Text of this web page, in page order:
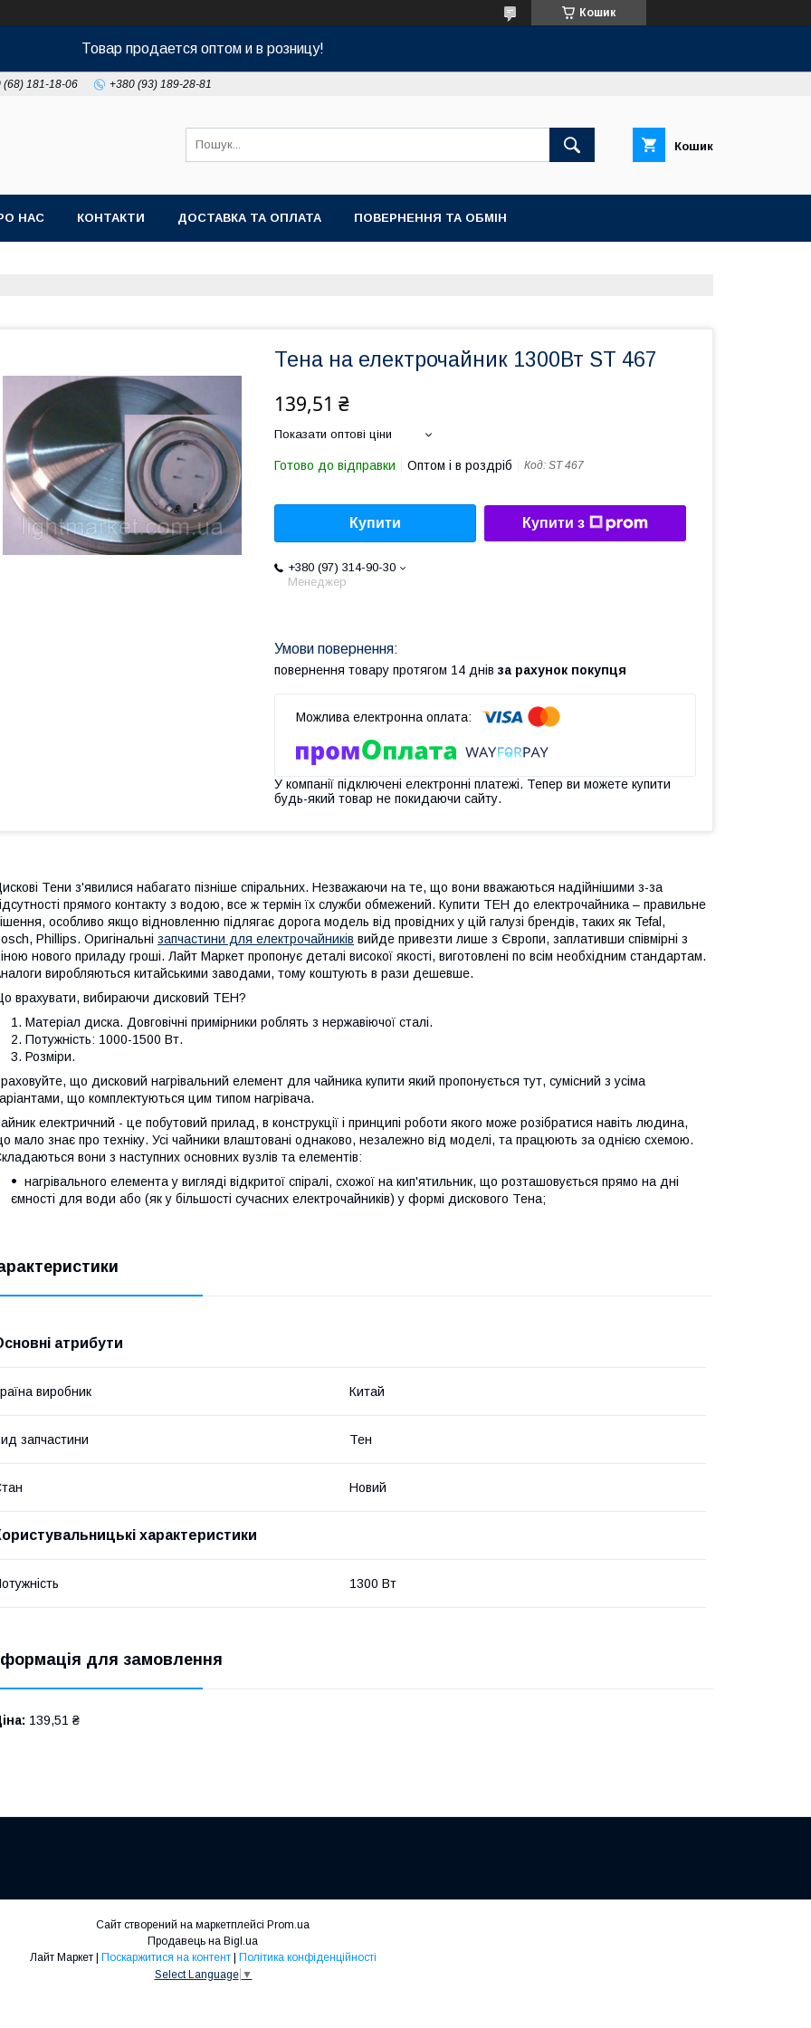
Кошик
Товар продается оптом и в розницу!
(68) 181-18-06 +380 (93) 189-28-81
Кошик
НАС КОНТАКТИ ДОСТАВКА ТА ОПЛАТА ПОВЕРНЕННЯ ТА ОБМІН
Тена на електрочайник 1300Вт ST 467
139,51 ₴
Показати оптові ціни
Готово до відправки Оптом і в роздріб Код: ST 467
Купити Купити з
+380 (97) 314-90-30
Менеджер
повернення товару протягом 14 днів за рахунок покупця
У компанії підключені електронні платежі. Тепер ви можете купити
будь-який товар не покидаючи сайту.
Тени з'явилися набагато пізніше спіральних. Незважаючи на те, що вони вважаються надійнішими з-за
прямого контакту з водою, все ж термін їх служби обмежений. Купити ТЕН до електрочайника – правильне
особливо якщо відновленню підлягає дорога модель від провідних у цій галузі брендів, таких як Tefal,
Phillips. Оригінальні запчастини для електрочайників вийде привезти лише з Європи, заплативши співмірні з
нового приладу гроші. Лайт Маркет пропонує деталі високої якості, виготовлені по всім необхідним стандартам.
виробляються китайськими заводами, тому коштують в рази дешевше.
врахувати, вибираючи дисковий ТЕН?
Матеріал диска. Довговічні примірники роблять з нержавіючої сталі.
Потужність: 1000-1500 Вт.
Розміри.
що дисковий нагрівальний елемент для чайника купити який пропонується тут, сумісний з усіма
що комплектуються цим типом нагрівача.
електричний - це побутовий прилад, в конструкції і принципі роботи якого може розібратися навіть людина,
мало знає про техніку. Усі чайники влаштовані однаково, незалежно від моделі, та працюють за однією схемою.
вони з наступних основних вузлів та елементів:
нагрівального елемента у вигляді відкритої спіралі, схожої на кип'ятильник, що розташовується прямо на дні
ємності для води або (як у більшості сучасних електрочайників) у формі дискового Тена;
атрибути
виробник Китай
запчастини Тен
Новий
характеристики
1300 Вт
для замовлення
139,51 ₴
Сайт створений на маркетплейсі Prom.ua
Продавець на Bigl.ua
Лайт Маркет | Поскаржитися на контент | Політика конфіденційності
Select Language ▼